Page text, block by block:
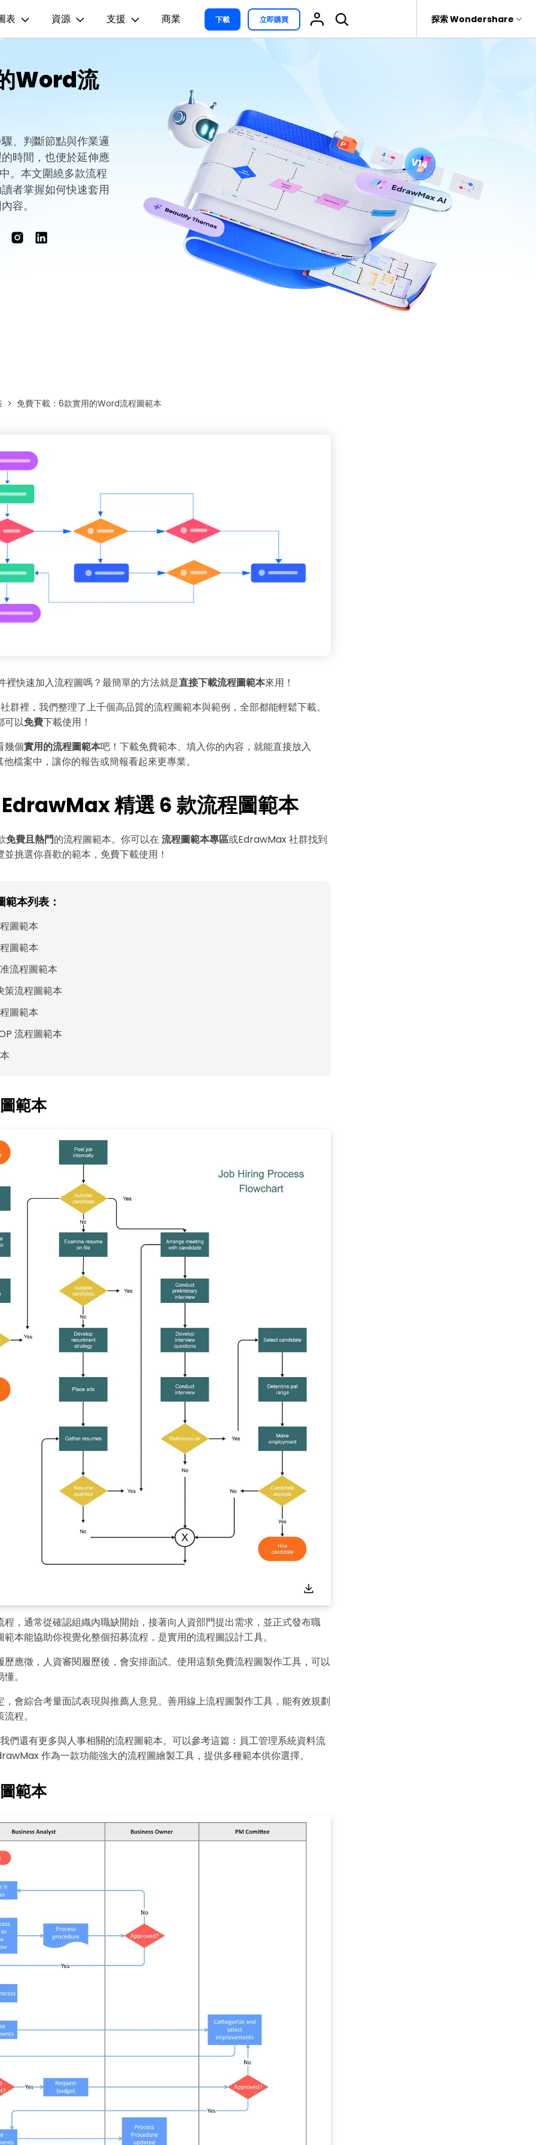
精選產品
PDF 解決方案產品
雲端文件管理。
實用工具
遺失檔案救援。
新聞中心
商店
支援
商務
圖表與圖像
Filmora
UniConverter
關於我們
我們的故事
新聞中心 商店 支援 探索 Wondershare
EdrawMind
心智圖與腦力激盪工具
表
用途
圖
拓撲結構
資訊圖
家系圖
圖標
資源
文章内容
各種商務圖表範例 >
各種系統架構圖表範例 >
各種關係圖譜圖表範例 >
各種思緒整理範例 >
免費可編輯的供應鏈圖範例 >
精選9款Excel甘特圖範本 >
文氏圖符號與集合符號 >
10款實用的Excel WBS範本 >
10款實用Excel流程圖範本推薦 >
支援
教程
EdrawMax 教程 >
支援中心
支援中心 >
更新日志
EdrawMind 更新日志 >
免費下載EdrawMind
商業 下載 立即購買
Word流
、判斷節點與作業邏
時間，也便於延伸應
。本文圍繞多款流程
者掌握如何快速套用
容。
免費下載：6款實用的Word流程圖範本
裡快速加入流程圖嗎？最簡單的方法就是直接下載流程圖範本來用！
群裡，我們整理了上千個高品質的流程圖範本與範例，全部都能輕鬆下載。
可以免費下載使用！
幾個實用的流程圖範本吧！下載免費範本、填入你的內容，就能直接放入
檔案中，讓你的報告或簡報看起來更專業。
精選 6 款流程圖範本
免費且熱門的流程圖範本。你可以在流程圖範本專區或EdrawMax 社群找到
挑選你喜歡的範本，免費下載使用！
範本列表：
圖範本
圖範本
流程圖範本
策流程圖範本
圖範本
流程圖範本
範本
程，通常從確認組織內職缺開始，接著向人資部門提出需求，並正式發布職
本能協助你視覺化整個招募流程，是實用的流程圖設計工具。
歷應徵，人資審閱履歷後，會安排面試。使用這類免費流程圖製作工具，可以
。
，會綜合考量面試表現與推薦人意見。善用線上流程圖製作工具，能有效規劃
程。
們還有更多與人事相關的流程圖範本。可以參考這篇： 員工管理系統資料流
作為一款功能強大的流程圖繪製工具，提供多種範本供你選擇。
範本
Wondershare
EdrawMax
・ 操作簡單直覺，Visio 的最佳替代方案
・ 提供 20,000+ 款免費範本 & 26,000+ 個專用符號
・ 深度整合 Nano Banana Pro
(AI & Web)